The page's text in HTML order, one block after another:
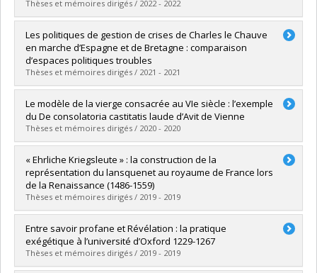
Grade :M.A.
Lien vers le document dans Papyrus
Thèses et mémoires dirigés / 2022 - 2022
Graduate :Denis-Blais, Maxence
Cycle :Master's
Grade :M.A.
Lien vers le document dans Papyrus
Les politiques de gestion de crises de Charles le Chauve
en marche d’Espagne et de Bretagne : comparaison
d’espaces politiques troubles
Thèses et mémoires dirigés / 2021 - 2021
Graduate :Havard-Trépanier, Geoffrey
Cycle :Master's
Grade :M.A.
Lien vers le document dans Papyrus
Le modèle de la vierge consacrée au VIe siècle : l’exemple
du De consolatoria castitatis laude d’Avit de Vienne
Thèses et mémoires dirigés / 2020 - 2020
Graduate :Domingos Pimentel, Caroline
Cycle :Master's
Grade :M.A.
Lien vers le document dans Papyrus
« Ehrliche Kriegsleute » : la construction de la
représentation du lansquenet au royaume de France lors
de la Renaissance (1486-1559)
Thèses et mémoires dirigés / 2019 - 2019
Graduate :Handfield, Nicolas
Cycle :Master's
Grade :M.A.
Lien vers le document dans Papyrus
Entre savoir profane et Révélation : la pratique
exégétique à l’université d’Oxford 1229-1267
Thèses et mémoires dirigés / 2019 - 2019